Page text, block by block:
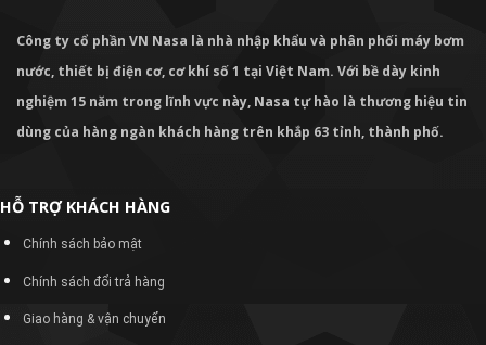
Công ty cổ phần VN Nasa là nhà nhập khẩu và phân phối máy bơm
nước, thiết bị điện cơ, cơ khí số 1 tại Việt Nam. Với bề dày kinh
nghiệm 15 năm trong lĩnh vực này, Nasa tự hào là thương hiệu tin
dùng của hàng ngàn khách hàng trên khắp 63 tỉnh, thành phố.
HỖ TRỢ KHÁCH HÀNG
Chính sách bảo mật
Chính sách đổi trả hàng
Giao hàng & vận chuyển